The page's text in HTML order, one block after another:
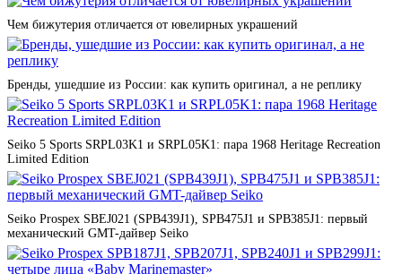
Чем бижутерия отличается от ювелирных украшений
Бренды, ушедшие из России: как купить оригинал, а не реплику
Seiko 5 Sports SRPL03K1 и SRPL05K1: пара 1968 Heritage Recreation
Limited Edition
Seiko Prospex SBEJ021 (SPB439J1), SPB475J1 и SPB385J1: первый
механический GMT-дайвер Seiko